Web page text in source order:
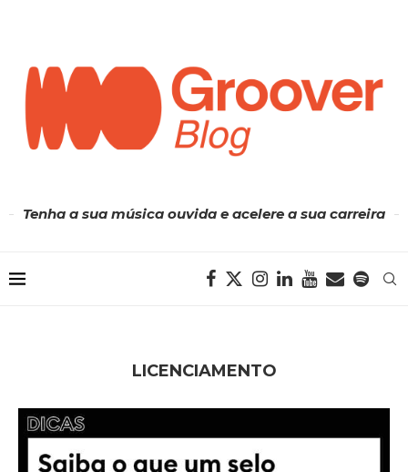
Tenha a sua música ouvida e acelere a sua carreira
LICENCIAMENTO